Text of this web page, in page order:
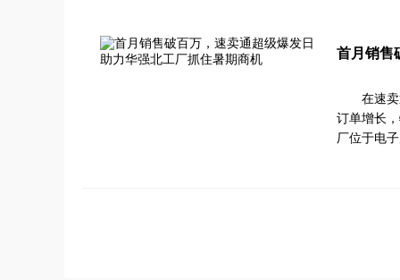
首月销售
在速
订单增长
厂位于电